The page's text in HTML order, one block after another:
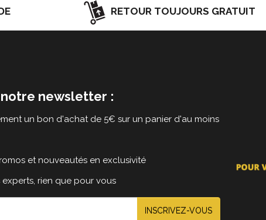
RETOUR TOUJOURS GRATUIT
newsletter :
un bon d'achat de 5€ sur un panier d'au moins
et nouveautés en exclusivité
rien que pour vous
INSCRIVEZ-VOUS